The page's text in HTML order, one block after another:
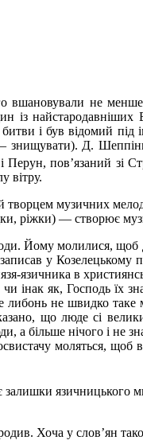
вшановували не
із найстародавніших
і був відомий під
Д.
Перун, пов’язаний зі
вітру.
творцем музичних
ріжки) — створює
Йому молилися,
у Козелецькому
язичника в
інак як, Господь їх
не швидко таке
що люде сі
більше нічого і не
моляться, щоб
язичницького
Хоча у слов’ян